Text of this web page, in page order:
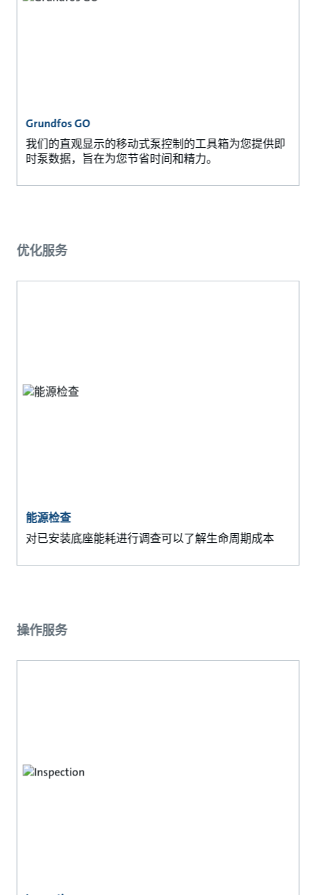
Grundfos GO
我们的直观显示的移动式泵控制的工具箱为您提供即
时泵数据，旨在为您节省时间和精力。
优化服务
能源检查
对已安装底座能耗进行调查可以了解生命周期成本
操作服务